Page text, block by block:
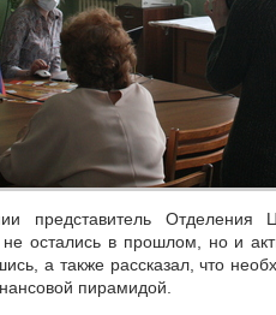
представитель
остались в прошлом, но и
а также рассказал, что
пирамидой.